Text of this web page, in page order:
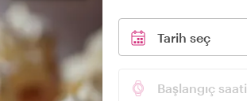
Tarih seç
Başlangıç saati